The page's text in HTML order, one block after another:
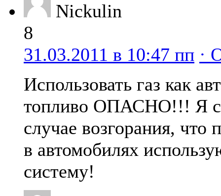
Nickulin
8
31.03.2011 в 10:47 пп ·
Использовать газ как
топливо ОПАСНО!!! Я
случае возгорания, что
в автомобилях
систему!